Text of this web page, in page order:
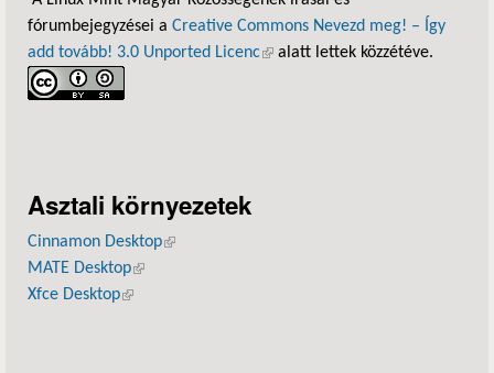
fórumbejegyzései a Creative Commons Nevezd meg! – Így
add tovább! 3.0 Unported Licenc(külső hivatkozás)
alatt lettek közzétéve.
Asztali környezetek
Cinnamon Desktop(külső hivatkozás)
MATE Desktop(külső hivatkozás)
Xfce Desktop(külső hivatkozás)